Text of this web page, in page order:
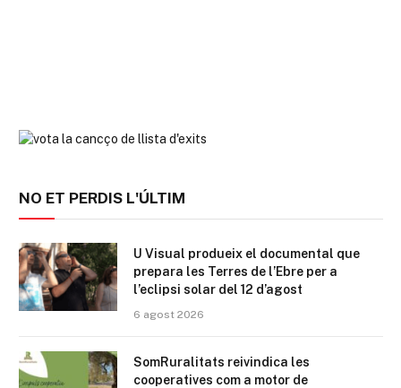
NO ET PERDIS L'ÚLTIM
U Visual produeix el documental que
prepara les Terres de l’Ebre per a
l’eclipsi solar del 12 d’agost
6 agost 2026
SomRuralitats reivindica les
cooperatives com a motor de